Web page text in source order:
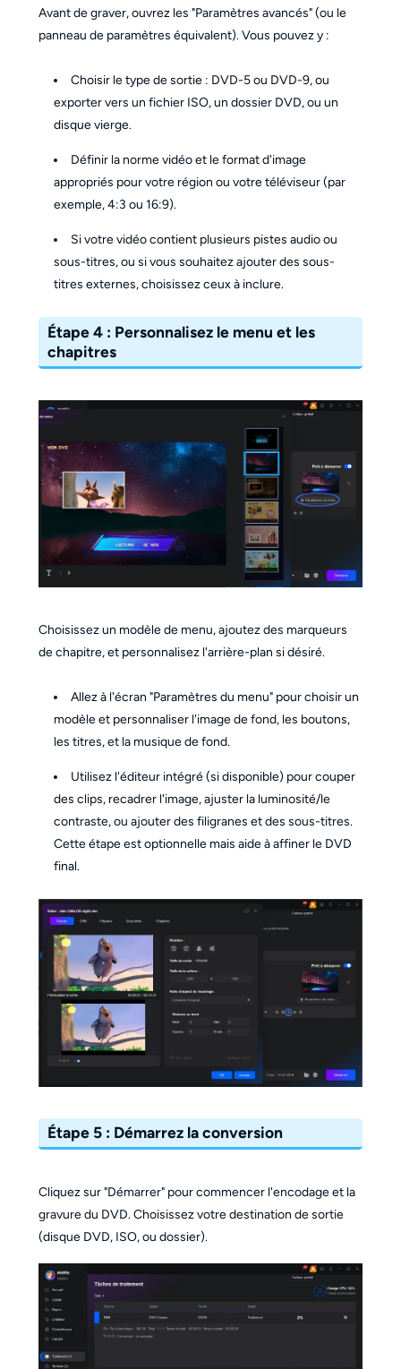
Avant de graver, ouvrez les "Paramètres avancés" (ou le
panneau de paramètres équivalent). Vous pouvez y :
Choisir le type de sortie : DVD-5 ou DVD-9, ou
exporter vers un fichier ISO, un dossier DVD, ou un
disque vierge.
Définir la norme vidéo et le format d'image
appropriés pour votre région ou votre téléviseur (par
exemple, 4:3 ou 16:9).
Si votre vidéo contient plusieurs pistes audio ou
sous-titres, ou si vous souhaitez ajouter des sous-
titres externes, choisissez ceux à inclure.
Étape 4 : Personnalisez le menu et les
chapitres
Choisissez un modèle de menu, ajoutez des marqueurs
de chapitre, et personnalisez l'arrière-plan si désiré.
Allez à l'écran "Paramètres du menu" pour choisir un
modèle et personnaliser l'image de fond, les boutons,
les titres, et la musique de fond.
Utilisez l'éditeur intégré (si disponible) pour couper
des clips, recadrer l'image, ajuster la luminosité/le
contraste, ou ajouter des filigranes et des sous-titres.
Cette étape est optionnelle mais aide à affiner le DVD
final.
Étape 5 : Démarrez la conversion
Cliquez sur "Démarrer" pour commencer l'encodage et la
gravure du DVD. Choisissez votre destination de sortie
(disque DVD, ISO, ou dossier).